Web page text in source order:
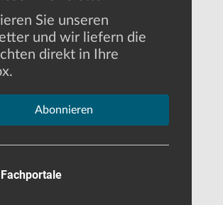
Sie unseren
und wir liefern die
direkt in Ihre
Abonnieren